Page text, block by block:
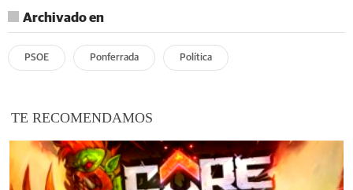
Archivado en
PSOE Ponferrada Política
TE RECOMENDAMOS